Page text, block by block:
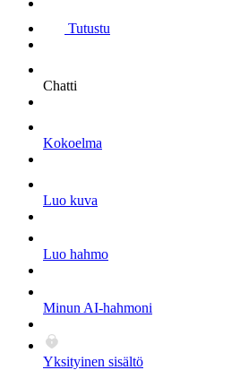
Tutustu
Chatti
Kokoelma
Luo kuva
Luo hahmo
Minun AI-hahmoni
Yksityinen sisältö